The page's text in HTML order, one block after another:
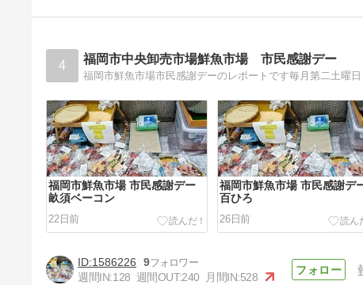
4 福岡市中央卸売市場鮮魚市場 市民感謝デー
福岡市鮮魚市場市民感謝デーのレポートです毎月第二土
福岡市鮮魚市場 市民感謝デー
畝須ベーコン
22日前
福岡市鮮魚市場 市民感謝デ
百ひろ
26日前
1586226
9
週間IN:128 週間OUT:240 月間IN:528